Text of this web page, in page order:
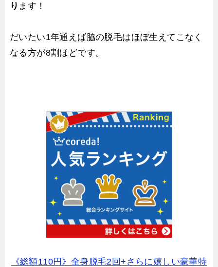
り ます！
だいたい1年通えば脇の脱毛はほぼ生えてこなく
なる方が8割ほどです。
《総額110円》全身脱毛2回+さらに嬉しい豪華特